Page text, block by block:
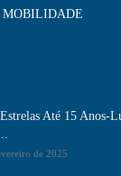
MOBILIDADE
Até 15 Anos-
de 2025